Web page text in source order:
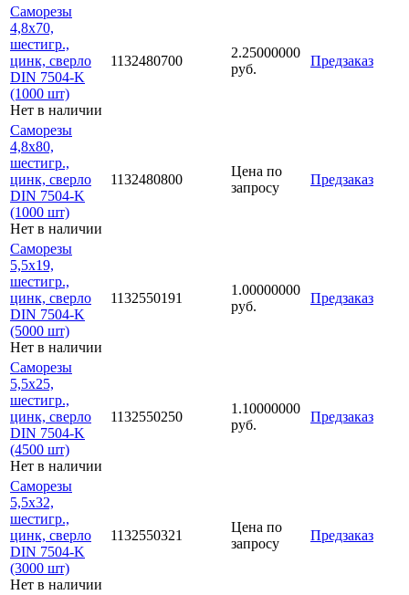
Саморезы
4,8х70,
шестигр.,
цинк, сверло
DIN 7504-K
(1000 шт)
Нет в наличии
1132480700
2.25000000
руб.
Предзаказ
Саморезы
4,8х80,
шестигр.,
цинк, сверло
DIN 7504-K
(1000 шт)
Нет в наличии
1132480800
Цена по
запросу
Предзаказ
Саморезы
5,5х19,
шестигр.,
цинк, сверло
DIN 7504-K
(5000 шт)
Нет в наличии
1132550191
1.00000000
руб.
Предзаказ
Саморезы
5,5х25,
шестигр.,
цинк, сверло
DIN 7504-K
(4500 шт)
Нет в наличии
1132550250
1.10000000
руб.
Предзаказ
Саморезы
5,5х32,
шестигр.,
цинк, сверло
DIN 7504-K
(3000 шт)
Нет в наличии
1132550321
Цена по
запросу
Предзаказ